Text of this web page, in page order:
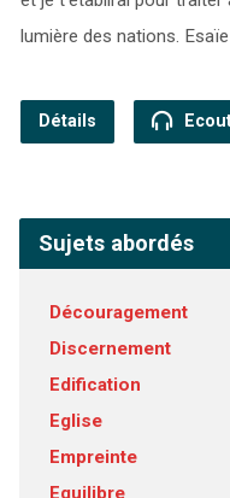
lumière des nations.
Détails
Sujets abordés
Découragement
Discernement
Edification
Eglise
Empreinte
Equilibre